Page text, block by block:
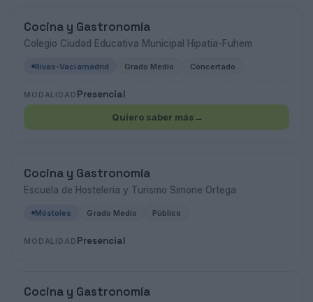
Cocina y Gastronomía
Colegio Ciudad Educativa Municipal Hipatia-Fuhem
Rivas-Vaciamadrid Grado Medio Concertado
MODALIDAD Presencial
Quiero saber más →
Cocina y Gastronomía
Escuela de Hosteleria y Turismo Simone Ortega
Móstoles Grado Medio Público
MODALIDAD Presencial
Cocina y Gastronomía